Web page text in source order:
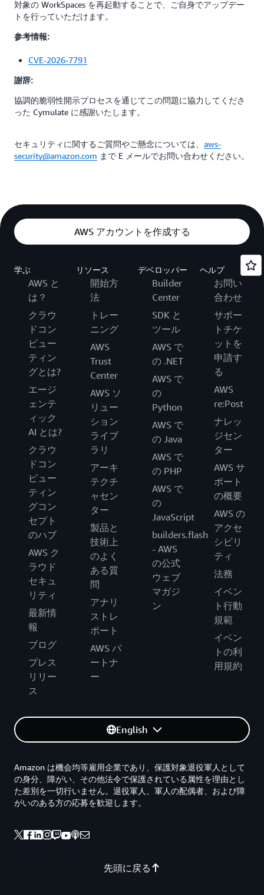
対象の WorkSpaces を再起動することで、ご自身でアップデー
トを行っていただけます。
参考情報:
CVE-2026-7791
謝辞:
協調的脆弱性開示プロセスを通じてこの問題に協力してくださ
った Cymulate に感謝いたします。
セキュリティに関するご質問やご懸念については、 aws-
security@amazon.com まで E メールでお問い合わせください。
AWS アカウントを作成する
学ぶ
AWS と
は？
クラウ
ドコン
ピュー
ティン
グとは?
エージ
ェンテ
ィック
AI とは?
クラウ
ドコン
ピュー
ティン
グコン
セプト
のハブ
AWS ク
ラウド
セキュ
リティ
最新情
報
ブログ
プレス
リリー
ス
リソース
開始方
法
トレー
ニング
AWS
Trust
Center
AWS ソ
リュー
ション
ライブ
ラリ
アーキ
テクチ
ャセン
ター
製品と
技術上
のよく
ある質
問
アナリ
ストレ
ポート
AWS パ
ートナ
ー
デベロッパー
Builder
Center
SDK と
ツール
AWS で
の .NET
AWS で
の
Python
AWS で
の Java
AWS で
の PHP
AWS で
の
JavaScript
builders.flash
- AWS
の公式
ウェブ
マガジ
ン
ヘルプ
お問い
合わせ
サポー
トチケ
ットを
申請す
る
AWS
re:Post
ナレッ
ジセン
ター
AWS サ
ポート
の概要
AWS の
アクセ
シビリ
ティ
法務
イベン
ト行動
規範
イベン
トの利
用規約
English
先頭に戻る
Amazon は機会均等雇用企業であり、保護対象退役軍人として
の身分、障がい、その他法令で保護されている属性を理由とし
た差別を一切行いません。退役軍人、軍人の配偶者、および障
がいのある方の応募を歓迎します。